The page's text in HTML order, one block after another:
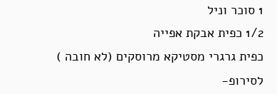
1 סוכר וניל
1/2 כפית אבקת אפייה
כפית גרגרי מסטיקא מרוסקים (לא חובה )
לסירופ-